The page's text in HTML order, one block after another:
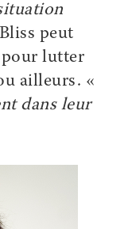
peut
pour lutter
ailleurs. «
dans leur